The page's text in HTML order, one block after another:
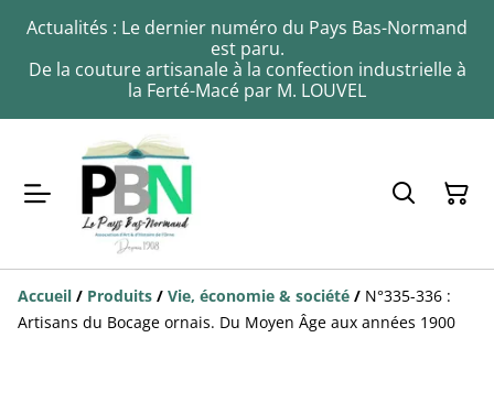
Actualités : Le dernier numéro du Pays Bas-Normand
est paru.
De la couture artisanale à la confection industrielle à
la Ferté-Macé par M. LOUVEL
Accueil / Produits / Vie, économie & société / N°335-336 :
Artisans du Bocage ornais. Du Moyen Âge aux années 1900